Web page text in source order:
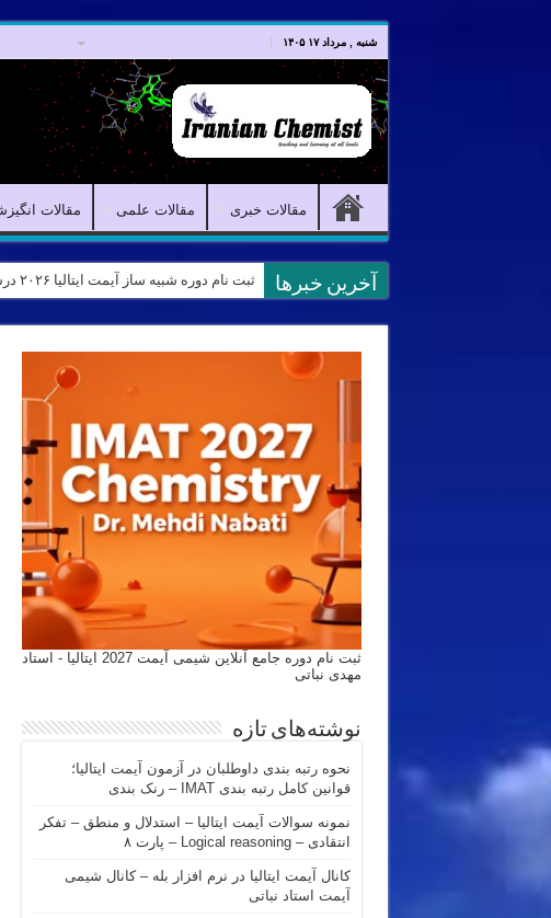
شنبه , مرداد ۱۷ ۱۴۰۵
مقالات خبری مقالات علمی مقالات
آخرین خبرها ثبت نام دوره شبیه ساز آیمت ایتالیا ۲۰۲۶ درس شیمی IMAT استاد نباتی
ثبت نام دوره جامع آنلاین شیمی آیمت 2027 ایتالیا - استاد
مهدی نباتی
نوشته‌های تازه
نحوه رتبه بندی داوطلبان در آزمون آیمت ایتالیا؛
قوانین کامل رتبه بندی IMAT – رنک بندی
نمونه سوالات آیمت ایتالیا – استدلال و منطق – تفکر
انتقادی – Logical reasoning – پارت ۸
کانال آیمت ایتالیا در نرم افزار بله – کانال شیمی
آیمت استاد نباتی